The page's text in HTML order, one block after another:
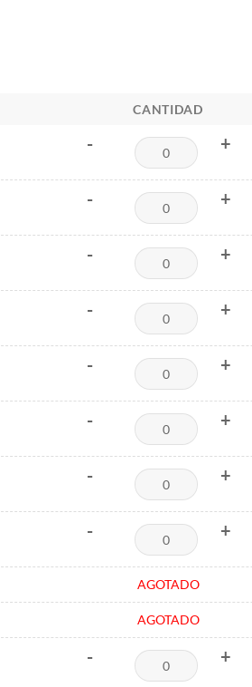
CANTIDAD
- +
- +
- +
- +
- +
- +
- +
- +
AGOTADO
AGOTADO
- +